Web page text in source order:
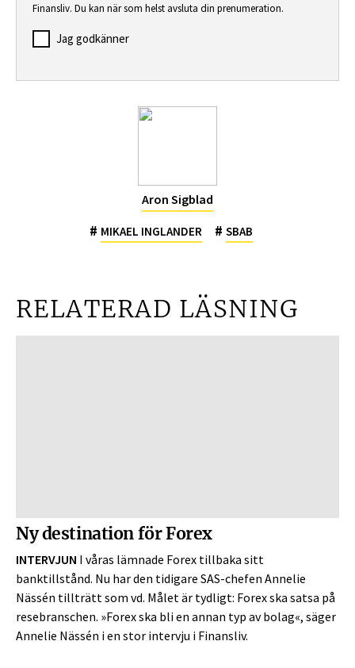
Finansliv. Du kan när som helst avsluta din prenumeration.
Jag godkänner
Aron Sigblad
# MIKAEL INGLANDER # SBAB
RELATERAD LÄSNING
Ny destination för Forex
INTERVJUN I våras lämnade Forex tillbaka sitt
banktillstånd. Nu har den ­tidigare SAS-chefen Annelie
Nässén tillträtt som vd. Målet är tydligt: Forex ska satsa på
resebranschen. »Forex ska bli en annan typ av bolag«, säger
Annelie Nässén i en stor intervju i Finansliv.